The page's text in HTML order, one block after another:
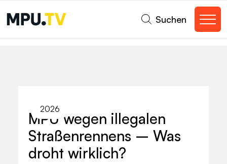
2026
MPU wegen illegalen
Straßenrennens – Was
droht wirklich?
Suchen